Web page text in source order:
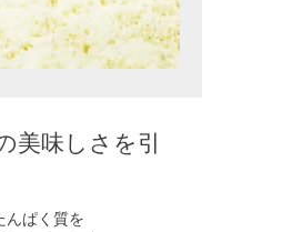
美味しさを引
んぱく質を